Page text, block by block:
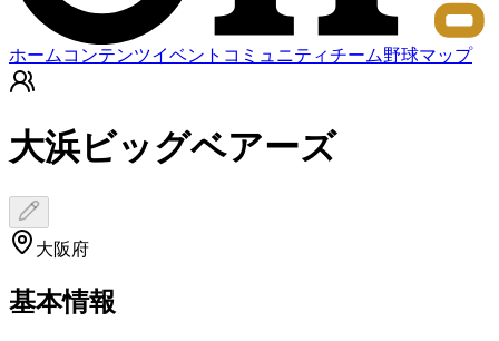
ホーム コンテンツイベント コミュニティチーム野球マップ
大浜ビッグベアーズ
大阪府
基本情報